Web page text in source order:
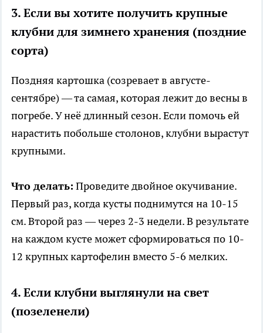
3. Если вы хотите получить крупные
клубни для зимнего хранения (поздние
сорта)
Поздняя картошка (созревает в августе-
сентябре) — та самая, которая лежит до весны в
погребе. У неё длинный сезон. Если помочь ей
нарастить побольше столонов, клубни вырастут
крупными.
Что делать: Проведите двойное окучивание.
Первый раз, когда кусты поднимутся на 10-15
см. Второй раз — через 2-3 недели. В результате
на каждом кусте может сформироваться по 10-
12 крупных картофелин вместо 5-6 мелких.
4. Если клубни выглянули на свет
(позеленели)